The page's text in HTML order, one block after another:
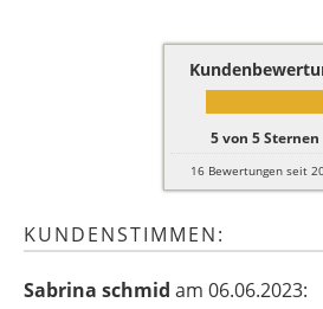
5von 5Sternen
16 Bewertungen seit
KUNDENSTIMMEN:
Sabrina schmid am 06.06.2023: